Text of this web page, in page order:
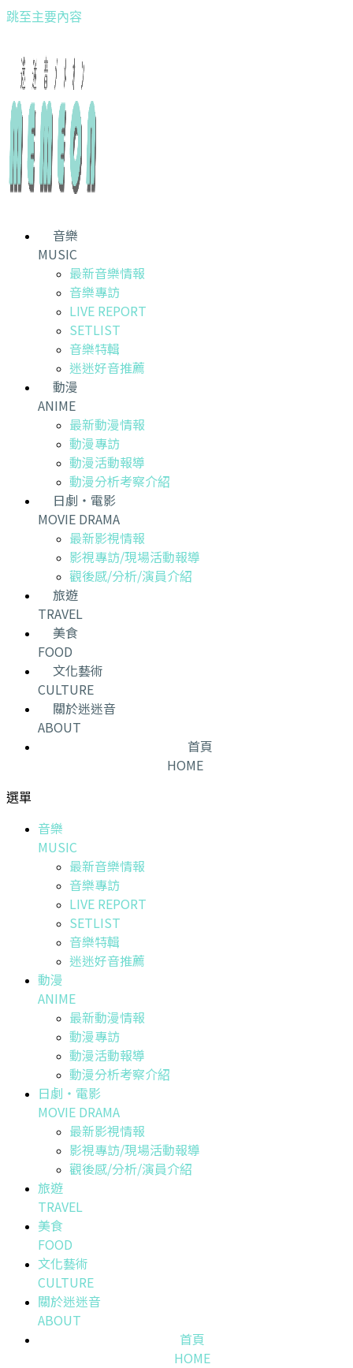
跳至主要內容
音樂
MUSIC
最新音樂情報
音樂專訪
LIVE REPORT
SETLIST
音樂特輯
迷迷好音推薦
動漫
ANIME
最新動漫情報
動漫專訪
動漫活動報導
動漫分析考察介紹
日劇・電影
MOVIE DRAMA
最新影視情報
影視專訪/現場活動報導
觀後感/分析/演員介紹
旅遊
TRAVEL
美食
FOOD
文化藝術
CULTURE
關於迷迷音
ABOUT
首頁
HOME
選單
音樂
MUSIC
最新音樂情報
音樂專訪
LIVE REPORT
SETLIST
音樂特輯
迷迷好音推薦
動漫
ANIME
最新動漫情報
動漫專訪
動漫活動報導
動漫分析考察介紹
日劇・電影
MOVIE DRAMA
最新影視情報
影視專訪/現場活動報導
觀後感/分析/演員介紹
旅遊
TRAVEL
美食
FOOD
文化藝術
CULTURE
關於迷迷音
ABOUT
首頁
HOME